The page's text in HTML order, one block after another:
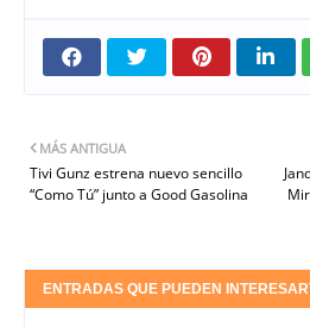
MÁS ANTIGUA
Tivi Gunz estrena nuevo sencillo
“Como Tú” junto a Good Gasolina
ENTRADAS QUE PUEDEN